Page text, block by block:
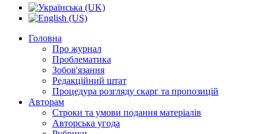
Головна
Про журнал
Проблематика
Зобов'язання
Редакційний штат
Процедура розгляду скарг та пропозицій
Авторам
Строки та умови подання матеріалів
Авторська угода